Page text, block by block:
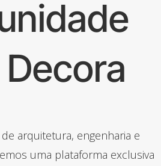
arquitetura, engenharia e
uma plataforma exclusiva